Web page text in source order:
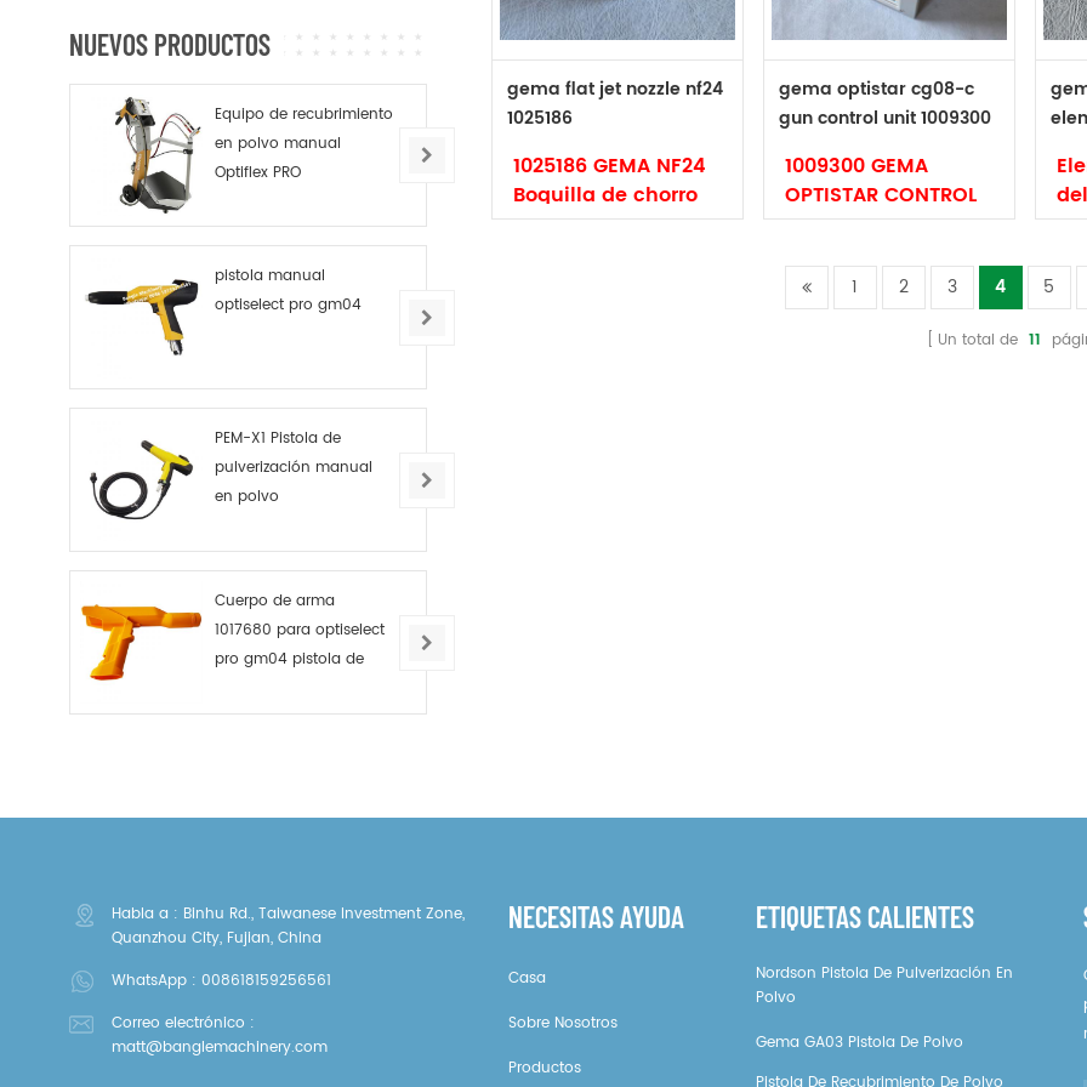
CG06 CG07 CG08
CG13 1000064
gema flat jet nozzle nf24
1025186
1025186 GEMA NF24
Boquilla de chorro
plano
gema optistar cg08-c
gun control unit 1009300
1009300 GEMA
OPTISTAR CONTROL
UNIDAD CG08-C
Marca: Gema
Código: 1009300
1 2 3 4 5
Un total de 11
NUEVOS PRODUCTOS
Equipo de recubrimiento
en polvo manual
Optiflex PRO
pistola manual
optiselect pro gm04
PEM-X1 Pistola de
pulverización manual
en polvo
Cuerpo de arma
1017680 para optiselect
pro gm04 pistola de
Habla a : Binhu Rd., Taiwanese Investment Zone,
Quanzhou City, Fujian, China
WhatsApp : 008618159256561
Correo electrónico :
matt@banglemachinery.com
NECESITAS AYUDA
Casa
Sobre Nosotros
Productos
ETIQUETAS CALIENTES
Nordson Pistola De Pulverización En
Polvo
Gema GA03 Pistola De Polvo